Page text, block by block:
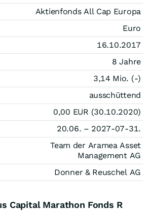
Aktienfonds All Cap Europa
Euro
16.10.2017
8 Jahre
3,14 Mio. (-)
ausschüttend
0,00 EUR (30.10.2020)
20.06. – 2027-07-31.
Team der Aramea Asset
Management AG
Donner & Reuschel AG
Capital Marathon Fonds R